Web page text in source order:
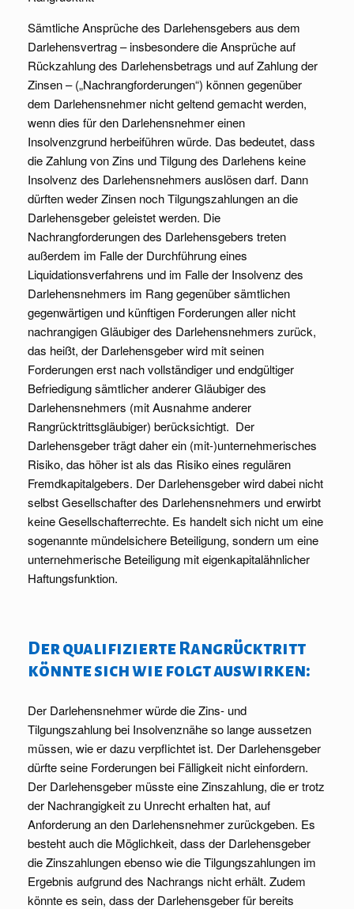
Sämtliche Ansprüche des Darlehensgebers aus dem
Darlehensvertrag – insbesondere die Ansprüche auf
Rückzahlung des Darlehensbetrags und auf Zahlung der
Zinsen – („Nachrangforderungen“) können gegenüber
dem Darlehensnehmer nicht geltend gemacht werden,
wenn dies für den Darlehensnehmer einen
Insolvenzgrund herbeiführen würde. Das bedeutet, dass
die Zahlung von Zins und Tilgung des Darlehens keine
Insolvenz des Darlehensnehmers auslösen darf. Dann
dürften weder Zinsen noch Tilgungszahlungen an die
Darlehensgeber geleistet werden. Die
Nachrangforderungen des Darlehensgebers treten
außerdem im Falle der Durchführung eines
Liquidationsverfahrens und im Falle der Insolvenz des
Darlehensnehmers im Rang gegenüber sämtlichen
gegenwärtigen und künftigen Forderungen aller nicht
nachrangigen Gläubiger des Darlehensnehmers zurück,
das heißt, der Darlehensgeber wird mit seinen
Forderungen erst nach vollständiger und endgültiger
Befriedigung sämtlicher anderer Gläubiger des
Darlehensnehmers (mit Ausnahme anderer
Rangrücktrittsgläubiger) berücksichtigt. Der
Darlehensgeber trägt daher ein (mit-)unternehmerisches
Risiko, das höher ist als das Risiko eines regulären
Fremdkapitalgebers. Der Darlehensgeber wird dabei nicht
selbst Gesellschafter des Darlehensnehmers und erwirbt
keine Gesellschafterrechte. Es handelt sich nicht um eine
sogenannte mündelsichere Beteiligung, sondern um eine
unternehmerische Beteiligung mit eigenkapitalähnlicher
Haftungsfunktion.
Der qualifizierte Rangrücktritt
könnte sich wie folgt auswirken:
Der Darlehensnehmer würde die Zins- und
Tilgungszahlung bei Insolvenznähe so lange aussetzen
müssen, wie er dazu verpflichtet ist. Der Darlehensgeber
dürfte seine Forderungen bei Fälligkeit nicht einfordern.
Der Darlehensgeber müsste eine Zinszahlung, die er trotz
der Nachrangigkeit zu Unrecht erhalten hat, auf
Anforderung an den Darlehensnehmer zurückgeben. Es
besteht auch die Möglichkeit, dass der Darlehensgeber
die Zinszahlungen ebenso wie die Tilgungszahlungen im
Ergebnis aufgrund des Nachrangs nicht erhält. Zudem
könnte es sein, dass der Darlehensgeber für bereits